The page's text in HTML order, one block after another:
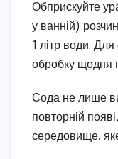
Обприскуйте
у ванній)
1 літр води. Для
обробку щодня
Сода не лише
повторній
середовище,